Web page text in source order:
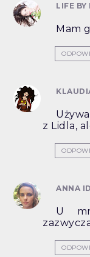
LIFE BY
Mam
z Lidla,
ANNA
U